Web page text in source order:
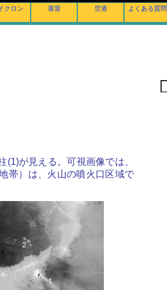
クロン 落雷 空港 よくある質問
が見える。可視画像では、
帯）は、火山の噴火口区域で